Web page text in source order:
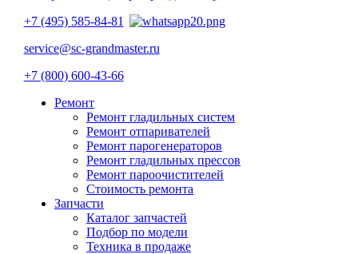
+7 (495) 585-84-81
service@sc-grandmaster.ru
+7 (800) 600-43-66
Ремонт
Ремонт гладильных систем
Ремонт отпаривателей
Ремонт парогенераторов
Ремонт гладильных прессов
Ремонт пароочистителей
Стоимость ремонта
Запчасти
Каталог запчастей
Подбор по модели
Техника в продаже